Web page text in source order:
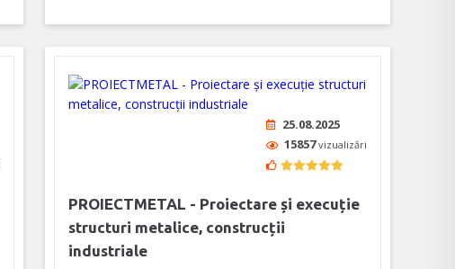
25.08.2025
15857vizualizări
PROIECTMETAL - Proiectare și execuție
structuri metalice, construcții
industriale